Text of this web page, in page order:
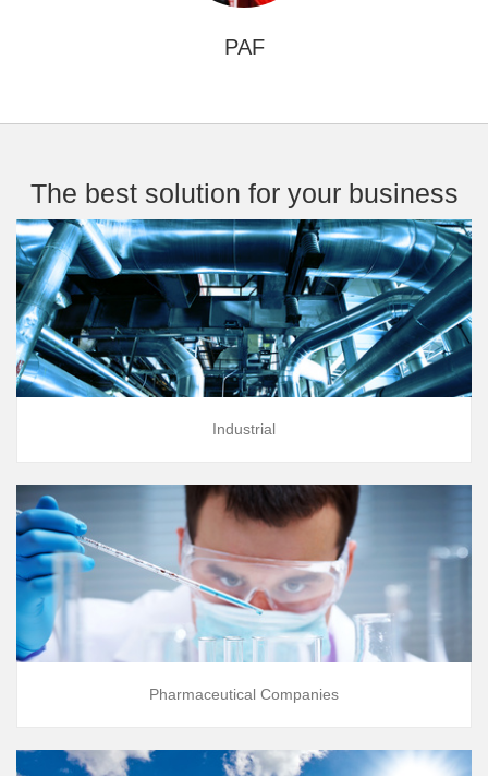
PAF
The best solution for your business
Industrial
Pharmaceutical Companies